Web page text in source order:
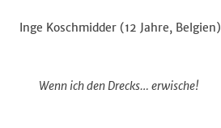
Inge Koschmidder (12 Jahre, Belgien)
Wenn ich den Drecks… erwische!